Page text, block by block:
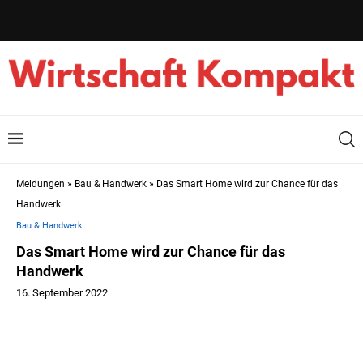
Meldungen » Bau & Handwerk » Das Smart Home wird zur Chance für das
Handwerk
Bau & Handwerk
Das Smart Home wird zur Chance für das
Handwerk
16. September 2022